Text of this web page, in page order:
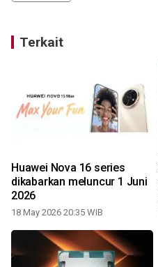
Terkait
Huawei Nova 16 series
dikabarkan meluncur 1 Juni
2026
18 May 2026 20:35 WIB